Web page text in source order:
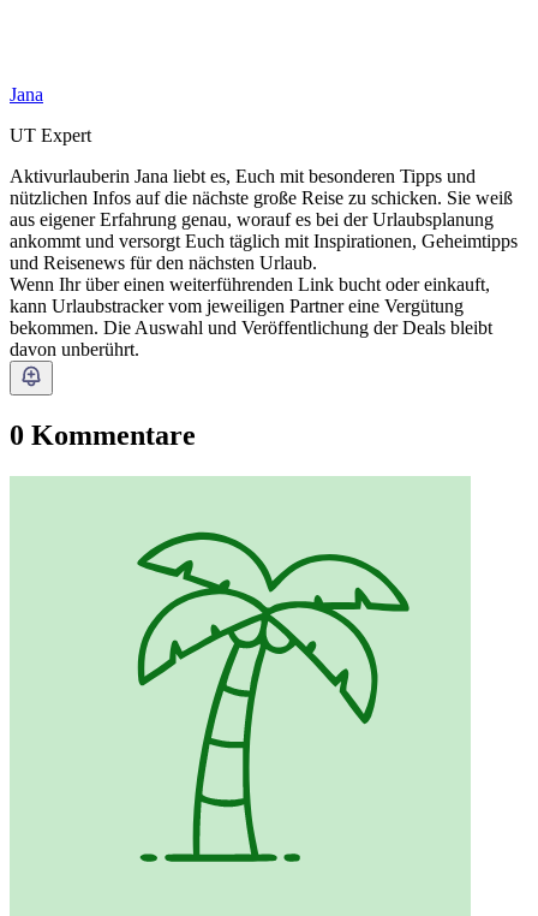
Jana
UT Expert
Aktivurlauberin Jana liebt es, Euch mit besonderen Tipps und
nützlichen Infos auf die nächste große Reise zu schicken. Sie weiß
aus eigener Erfahrung genau, worauf es bei der Urlaubsplanung
ankommt und versorgt Euch täglich mit Inspirationen, Geheimtipps
und Reisenews für den nächsten Urlaub.
Wenn Ihr über einen weiterführenden Link bucht oder einkauft,
kann Urlaubstracker vom jeweiligen Partner eine Vergütung
bekommen. Die Auswahl und Veröffentlichung der Deals bleibt
davon unberührt.
0 Kommentare